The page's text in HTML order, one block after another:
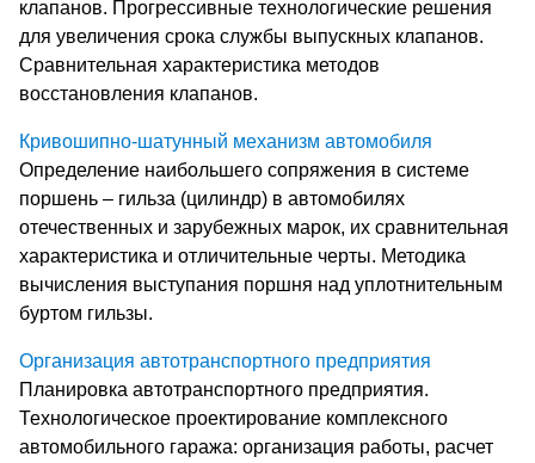
клапанов. Прогрессивные технологические решения
для увеличения срока службы выпускных клапанов.
Сравнительная характеристика методов
восстановления клапанов.
Кривошипно-шатунный механизм автомобиля
Определение наибольшего сопряжения в системе
поршень – гильза (цилиндр) в автомобилях
отечественных и зарубежных марок, их сравнительная
характеристика и отличительные черты. Методика
вычисления выступания поршня над уплотнительным
буртом гильзы.
Организация автотранспортного предприятия
Планировка автотранспортного предприятия.
Технологическое проектирование комплексного
автомобильного гаража: организация работы, расчет